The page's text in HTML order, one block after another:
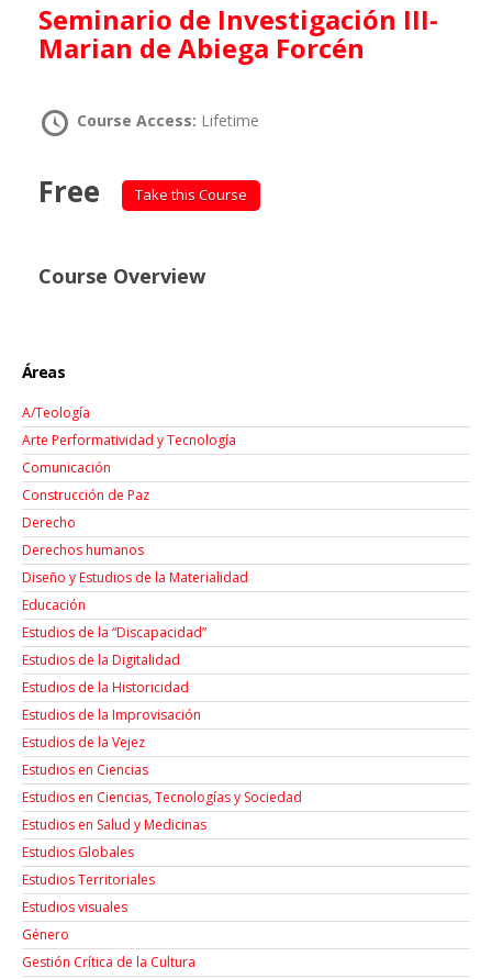
Seminario de Investigación III-
Marian de Abiega Forcén
Course Access: Lifetime
Free Take this Course
Course Overview
Áreas
A/Teología
Arte Performatividad y Tecnología
Comunicación
Construcción de Paz
Derecho
Derechos humanos
Diseño y Estudios de la Materialidad
Educación
Estudios de la “Discapacidad”
Estudios de la Digitalidad
Estudios de la Historicidad
Estudios de la Improvisación
Estudios de la Vejez
Estudios en Ciencias
Estudios en Ciencias, Tecnologías y Sociedad
Estudios en Salud y Medicinas
Estudios Globales
Estudios Territoriales
Estudios visuales
Género
Gestión Crítica de la Cultura